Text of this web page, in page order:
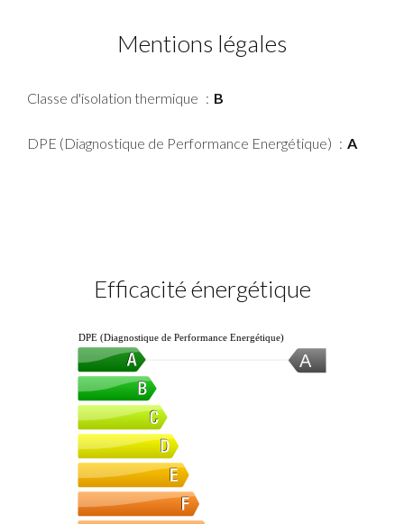
Mentions légales
Classe d'isolation thermique B
DPE (Diagnostique de Performance Energétique) A
Efficacité énergétique
A
DPE (Diagnostique de Performance Energétique)